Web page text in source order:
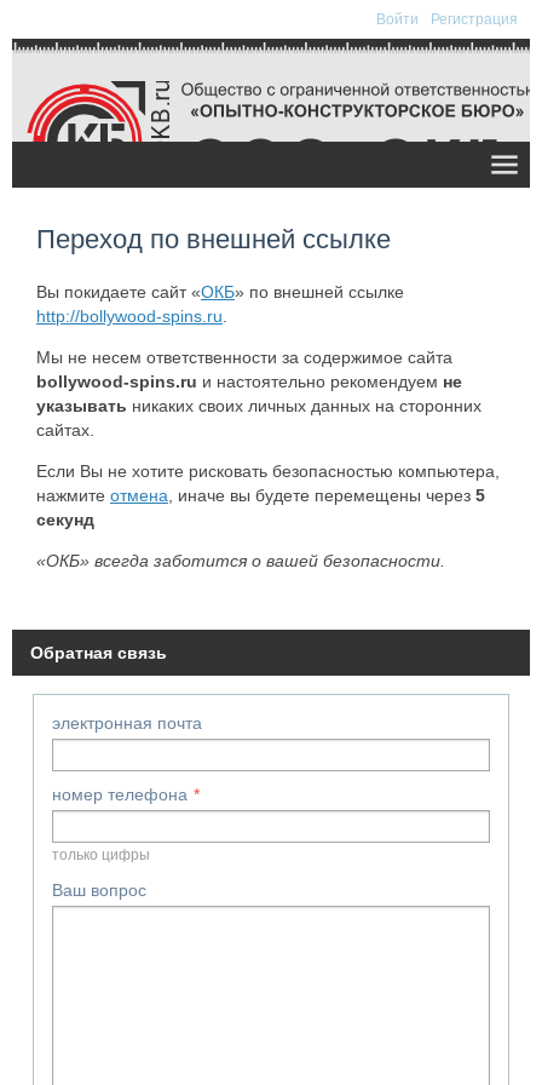
Войти Регистрация
Переход по внешней ссылке
Вы покидаете сайт «ОКБ» по внешней ссылке
http://bollywood-spins.ru
Мы не несем ответственности за содержимое сайта
bollywood-spins.ru и настоятельно рекомендуем не
указывать никаких своих личных данных на сторонних
сайтах.
Если Вы не хотите рисковать безопасностью компьютера,
нажмите отмена , иначе вы будете перемещены через 5
секунд
«ОКБ» всегда заботится о вашей безопасности.
Обратная связь
электронная почта
номер телефона
только цифры
Ваш вопрос